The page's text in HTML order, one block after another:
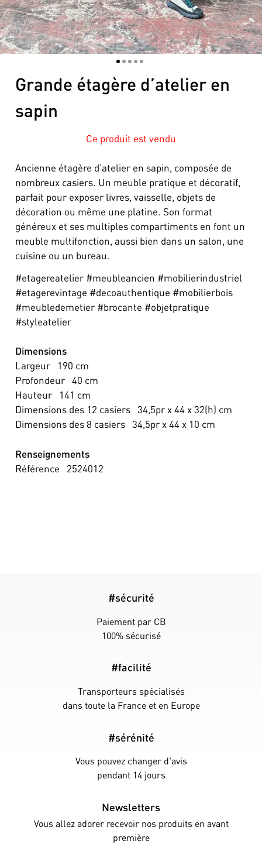
12345
Grande étagère d’atelier en
sapin
Ce produit est vendu
Ancienne étagère d’atelier en sapin, composée de
nombreux casiers. Un meuble pratique et décoratif,
parfait pour exposer livres, vaisselle, objets de
décoration ou même une platine. Son format
généreux et ses multiples compartiments en font un
meuble multifonction, aussi bien dans un salon, une
cuisine ou un bureau.
#etagereatelier #meubleancien #mobilierindustriel
#etagerevintage #decoauthentique #mobilierbois
#meubledemetier #brocante #objetpratique
#styleatelier
Dimensions
Largeur
190 cm
Profondeur 40 cm
Hauteur
141 cm
Dimensions des 12 casiers 34,5pr x 44 x 32(h) cm
Dimensions des 8 casiers 34,5pr x 44 x 10 cm
Renseignements
Référence
2524012
#sécurité
Paiement par CB
100% sécurisé
#facilité
Transporteurs spécialisés
dans toute la France et en Europe
#sérénité
Vous pouvez changer d'avis
pendant 14 jours
Newsletters
Vous allez adorer recevoir nos produits en avant
première